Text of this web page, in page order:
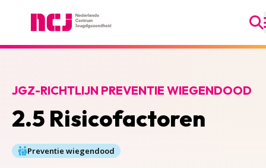
2.5 Risicofactoren
JGZ-RICHTLIJN PREVENTIE WIEGENDOOD
Preventie wiegendood